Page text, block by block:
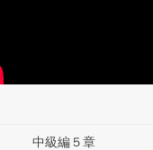
中級編５章